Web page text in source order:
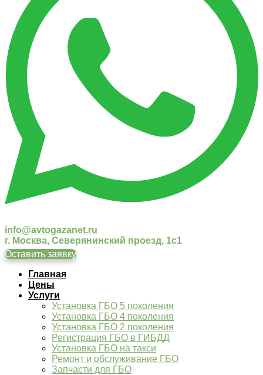
info@avtogazanet.ru
г. Москва, Северянинский проезд, 1с1
Оставить заявку
Главная
Цены
Услуги
Установка ГБО 5 поколения
Установка ГБО 4 поколения
Установка ГБО 2 поколения
Регистрация ГБО в ГИБДД
Установка ГБО на такси
Ремонт и обслуживание ГБО
Запчасти для ГБО